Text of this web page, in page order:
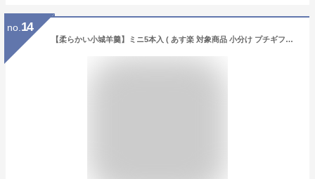
no. 14
【柔らかい小城羊羹】ミニ5本入 ( あす楽 対象商品 小分け プチギフト 土産 こしあん 抹茶 御仏前 御供 引菓子 誕生日 プレゼント 敬老 お取り寄せ スイーツ 和菓子 柔らかい 羊羹 ようかん 詰合せ ひとくち 九州 佐賀 配り物 山田 老舗 無添加 着色料 不使用 )